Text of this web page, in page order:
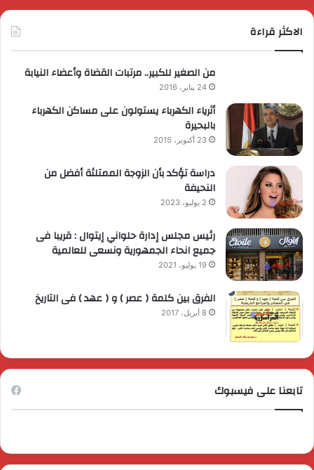
الاكثر قراءة
من الصغير للكبير.. مرتبات القضاة وأعضاء النيابة
24 يناير، 2016
أثرياء الكهرباء يستولون على مساكن الكهرباء
بالبحيرة
23 أكتوبر، 2015
دراسة تؤكد بأن الزوجة الممتلئة أفضل من
النحيفة
2 يوليو، 2023
رئيس مجلس إدارة حلواني إيتوال : قريبا فى
جميع انحاء الجمهورية ونسعى للعالمية
19 يوليو، 2021
الفرق بين كلمة ( عصر ) و ( عهد ) فى التاريخ
8 أبريل، 2017
تابعنا على فيسبوك